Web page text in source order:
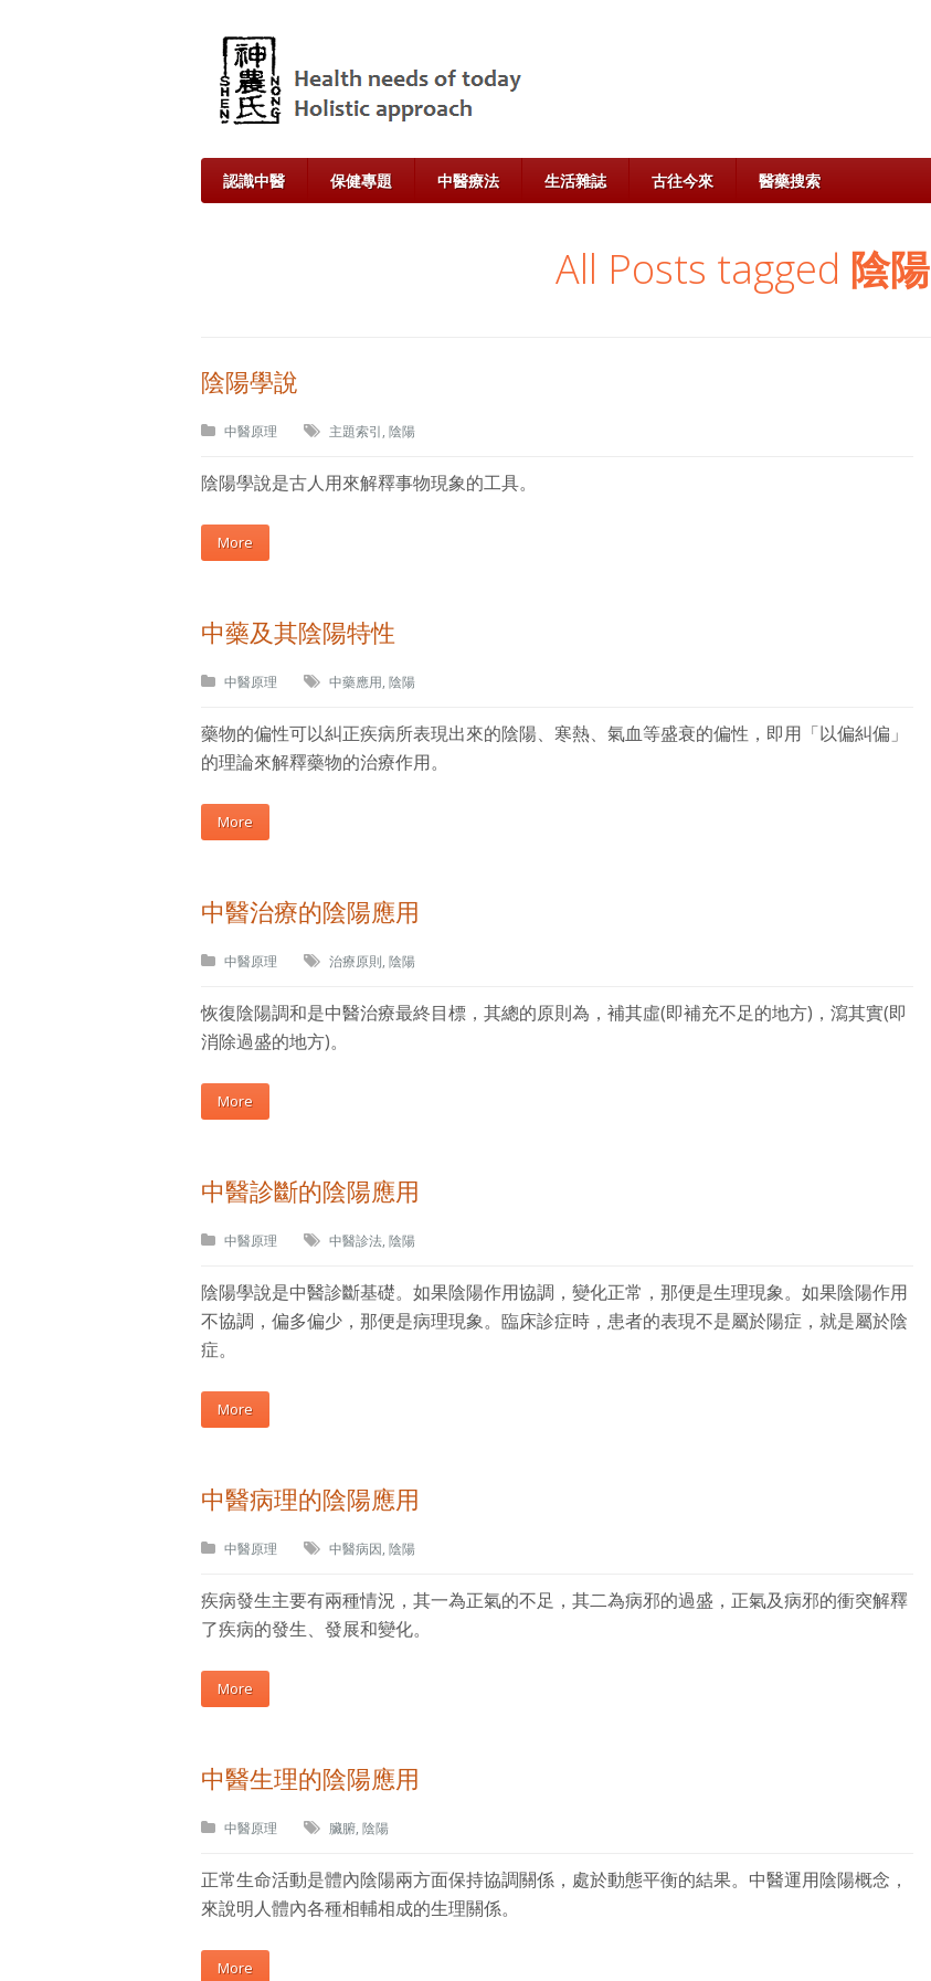
認識中醫 保健專題 中醫療法 生活雜誌 古往今來 醫藥搜索
All Posts tagged 陰陽
陰陽學說
中醫原理 主題索引, 陰陽
陰陽學說是古人用來解釋事物現象的工具。
More
中藥及其陰陽特性
中醫原理 中藥應用, 陰陽
藥物的偏性可以糾正疾病所表現出來的陰陽、寒熱、氣血等盛衰的偏性，即用「以偏糾偏」
的理論來解釋藥物的治療作用。
More
中醫治療的陰陽應用
中醫原理 治療原則, 陰陽
恢復陰陽調和是中醫治療最終目標，其總的原則為，補其虛(即補充不足的地方)，瀉其實(即
消除過盛的地方)。
More
中醫診斷的陰陽應用
中醫原理 中醫診法, 陰陽
陰陽學說是中醫診斷基礎。如果陰陽作用協調，變化正常，那便是生理現象。如果陰陽作用
不協調，偏多偏少，那便是病理現象。臨床診症時，患者的表現不是屬於陽症，就是屬於陰
症。
More
中醫病理的陰陽應用
中醫原理 中醫病因, 陰陽
疾病發生主要有兩種情況，其一為正氣的不足，其二為病邪的過盛，正氣及病邪的衝突解釋
了疾病的發生、發展和變化。
More
中醫生理的陰陽應用
中醫原理 臟腑, 陰陽
正常生命活動是體內陰陽兩方面保持協調關係，處於動態平衡的結果。中醫運用陰陽概念，
來說明人體內各種相輔相成的生理關係。
More